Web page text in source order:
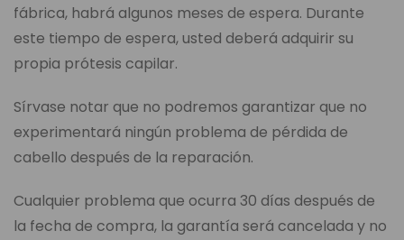
fábrica, habrá algunos meses de espera. Durante
este tiempo de espera, usted deberá adquirir su
propia prótesis capilar.
Sírvase notar que no podremos garantizar que no
experimentará ningún problema de pérdida de
cabello después de la reparación.
Cualquier problema que ocurra 30 días después de
la fecha de compra, la garantía será cancelada y no